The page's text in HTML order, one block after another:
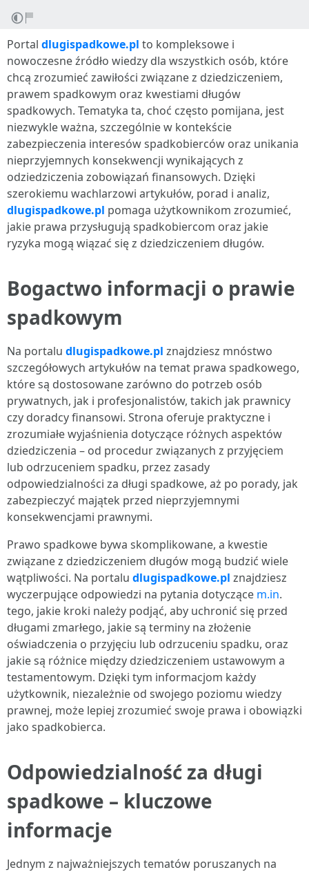
Portal dlugispadkowe.pl to kompleksowe i
nowoczesne źródło wiedzy dla wszystkich osób, które
chcą zrozumieć zawiłości związane z dziedziczeniem,
prawem spadkowym oraz kwestiami długów
spadkowych. Tematyka ta, choć często pomijana, jest
niezwykle ważna, szczególnie w kontekście
zabezpieczenia interesów spadkobierców oraz unikania
nieprzyjemnych konsekwencji wynikających z
odziedziczenia zobowiązań finansowych. Dzięki
szerokiemu wachlarzowi artykułów, porad i analiz,
dlugispadkowe.pl pomaga użytkownikom zrozumieć,
jakie prawa przysługują spadkobiercom oraz jakie
ryzyka mogą wiązać się z dziedziczeniem długów.
Bogactwo informacji o prawie
spadkowym
Na portalu dlugispadkowe.pl znajdziesz mnóstwo
szczegółowych artykułów na temat prawa spadkowego,
które są dostosowane zarówno do potrzeb osób
prywatnych, jak i profesjonalistów, takich jak prawnicy
czy doradcy finansowi. Strona oferuje praktyczne i
zrozumiałe wyjaśnienia dotyczące różnych aspektów
dziedziczenia – od procedur związanych z przyjęciem
lub odrzuceniem spadku, przez zasady
odpowiedzialności za długi spadkowe, aż po porady, jak
zabezpieczyć majątek przed nieprzyjemnymi
konsekwencjami prawnymi.
Prawo spadkowe bywa skomplikowane, a kwestie
związane z dziedziczeniem długów mogą budzić wiele
wątpliwości. Na portalu dlugispadkowe.pl znajdziesz
wyczerpujące odpowiedzi na pytania dotyczące m.in.
tego, jakie kroki należy podjąć, aby uchronić się przed
długami zmarłego, jakie są terminy na złożenie
oświadczenia o przyjęciu lub odrzuceniu spadku, oraz
jakie są różnice między dziedziczeniem ustawowym a
testamentowym. Dzięki tym informacjom każdy
użytkownik, niezależnie od swojego poziomu wiedzy
prawnej, może lepiej zrozumieć swoje prawa i obowiązki
jako spadkobierca.
Odpowiedzialność za długi
spadkowe – kluczowe
informacje
Jednym z najważniejszych tematów poruszanych na